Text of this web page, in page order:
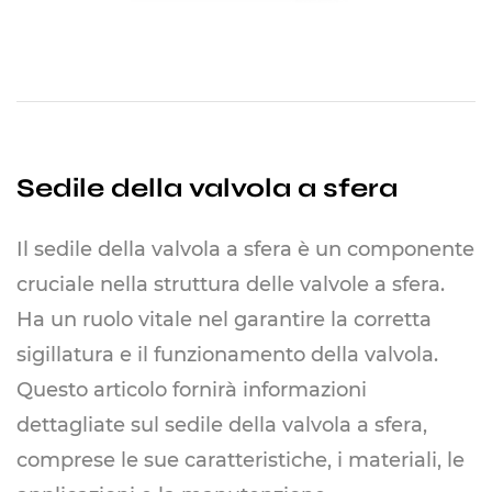
richieste proprietà non magnetiche. La
prevede una lavorazione di precisione per
tolleranze strette. Ciò garantisce una tenuta
completa quando la valvola è chiusa e
consente un funzionamento regolare e
affidabile.
Funzione e funzionamento
La funzione principale della sfera della valvola
a sfera è controllare il flusso di fluidi ruotando
Sedile della valvola a sfera
Il sedile della valvola a sfera è un componente
cruciale nella struttura delle valvole a sfera.
Ha un ruolo vitale nel garantire la corretta
sigillatura e il funzionamento della valvola.
Questo articolo fornirà informazioni
dettagliate sul sedile della valvola a sfera,
comprese le sue caratteristiche, i materiali, le